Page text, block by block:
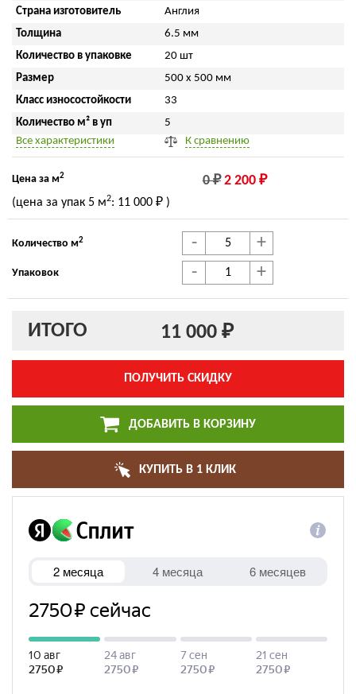
Страна изготовитель
Англия
Толщина
6.5 мм
Количество в упаковке
20 шт
Размер
500 x 500 мм
Класс износостойкости
33
Количество м² в уп
5
Все характеристики
К сравнению
Цена за м2 0 ₽ 2 200 ₽
(цена за упак 5 м2: 11 000 ₽ )
Количество м2 - +
Упаковок - +
ИТОГО 11 000 ₽
ПОЛУЧИТЬ СКИДКУ
ДОБАВИТЬ В КОРЗИНУ
КУПИТЬ В 1 КЛИК